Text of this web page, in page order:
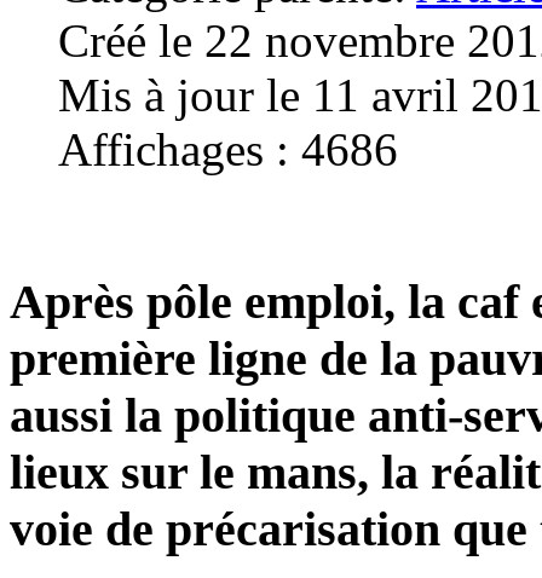
Créé le 22 novembre
Mis à jour le 11 avril
Affichages : 4686
Après pôle emploi, la caf
première ligne de la
aussi la politique anti-
lieux sur le mans, la
voie de précarisation